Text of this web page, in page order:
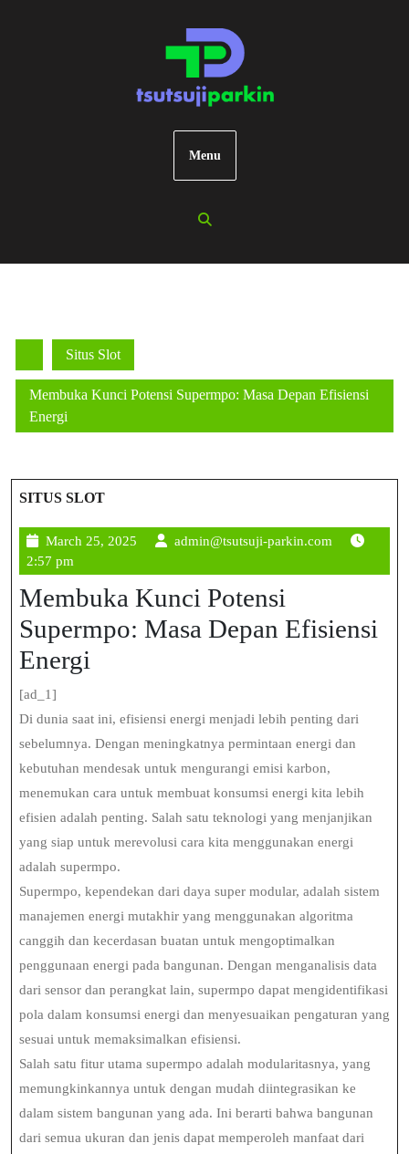
Menu
Situs Slot
Membuka Kunci Potensi Supermpo: Masa Depan Efisiensi
Energi
SITUS SLOT
March 25, 2025 March admin@tsutsuji-parkin.com
2:57 pm
Membuka Kunci Potensi
Supermpo: Masa Depan Efisiensi
Energi
[ad_1]
Di dunia saat ini, efisiensi energi menjadi lebih penting dari
sebelumnya. Dengan meningkatnya permintaan energi dan
kebutuhan mendesak untuk mengurangi emisi karbon,
menemukan cara untuk membuat konsumsi energi kita lebih
efisien adalah penting. Salah satu teknologi yang menjanjikan
yang siap untuk merevolusi cara kita menggunakan energi
adalah supermpo.
Supermpo, kependekan dari daya super modular, adalah sistem
manajemen energi mutakhir yang menggunakan algoritma
canggih dan kecerdasan buatan untuk mengoptimalkan
penggunaan energi pada bangunan. Dengan menganalisis data
dari sensor dan perangkat lain, supermpo dapat mengidentifikasi
pola dalam konsumsi energi dan menyesuaikan pengaturan yang
sesuai untuk memaksimalkan efisiensi.
Salah satu fitur utama supermpo adalah modularitasnya, yang
memungkinkannya untuk dengan mudah diintegrasikan ke
dalam sistem bangunan yang ada. Ini berarti bahwa bangunan
dari semua ukuran dan jenis dapat memperoleh manfaat dari